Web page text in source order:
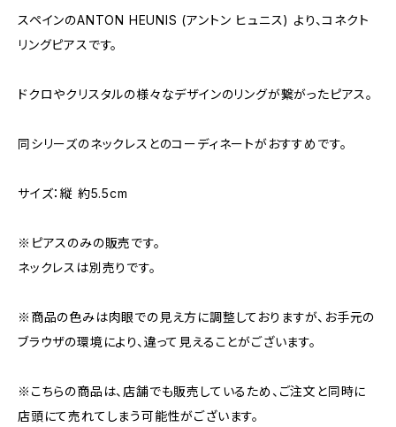
スペインのANTON HEUNIS (アントン ヒュニス) より、コネクト
リングピアスです。
ドクロやクリスタルの様々なデザインのリングが繋がったピアス。
同シリーズのネックレスとのコーディネートがおすすめです。
サイズ：縦 約5.5cm
※ピアスのみの販売です。
ネックレスは別売りです。
※商品の色みは肉眼での見え方に調整しておりますが、お手元の
ブラウザの環境により、違って見えることがございます。
※こちらの商品は、店舗でも販売しているため、ご注文と同時に
店頭にて売れてしまう可能性がございます。